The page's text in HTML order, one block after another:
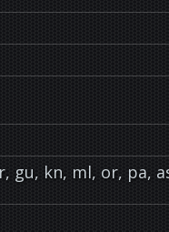
gu, kn, ml, or, pa,